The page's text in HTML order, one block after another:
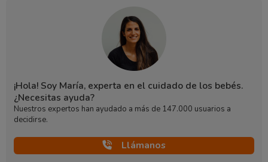
¡Hola! Soy María, experta en el cuidado de los bebés.
¿Necesitas ayuda?
Nuestros expertos han ayudado a más de 147.000 usuarios a
decidirse.
Llámanos